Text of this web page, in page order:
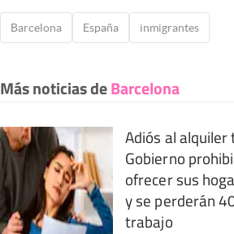
Barcelona España inmigrantes
Más noticias deBarcelona
Adiós al alquiler
Gobierno
ofrecer sus
y se perderán
trabajo